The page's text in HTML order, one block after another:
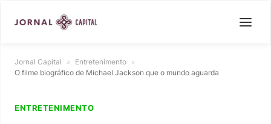
Jornal Capital » Entretenimento »
O filme biográfico de Michael Jackson que o mundo aguarda
ENTRETENIMENTO